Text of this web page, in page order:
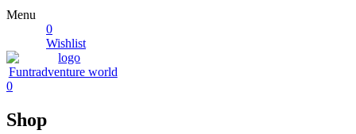
Menu
0
Wishlist
0
Shop